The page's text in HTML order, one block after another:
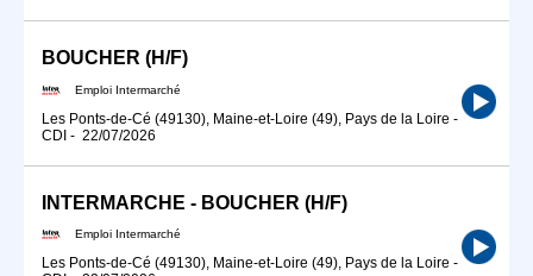
BOUCHER (H/F)
Emploi Intermarché
Les Ponts-de-Cé (49130), Maine-et-Loire (49), Pays de la Loire -
CDI - 22/07/2026
INTERMARCHE - BOUCHER (H/F)
Emploi Intermarché
Les Ponts-de-Cé (49130), Maine-et-Loire (49), Pays de la Loire -